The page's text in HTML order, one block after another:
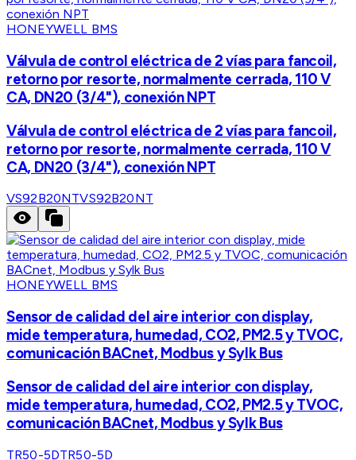
HONEYWELL BMS
Válvula de control eléctrica de 2 vías para fancoil,
retorno por resorte, normalmente cerrada, 110 V
CA, DN20 (3/4"), conexión NPT
Válvula de control eléctrica de 2 vías para fancoil,
retorno por resorte, normalmente cerrada, 110 V
CA, DN20 (3/4"), conexión NPT
VS92B20NTVS92B20NT
HONEYWELL BMS
Sensor de calidad del aire interior con display,
mide temperatura, humedad, CO2, PM2.5 y TVOC,
comunicación BACnet, Modbus y Sylk Bus
Sensor de calidad del aire interior con display,
mide temperatura, humedad, CO2, PM2.5 y TVOC,
comunicación BACnet, Modbus y Sylk Bus
TR50-5DTR50-5D